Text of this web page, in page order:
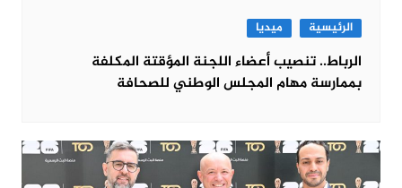
الرئيسية ميديا
الرباط.. تنصيب أعضاء اللجنة المؤقتة المكلفة
بممارسة مهام المجلس الوطني للصحافة